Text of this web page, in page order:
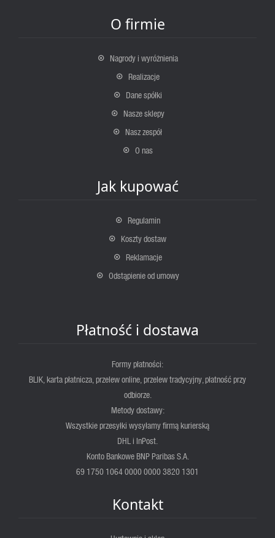
O firmie
Nagrody i wyróżnienia
Realizacje
Dane spółki
Nasze sklepy
Nasz zespół
O nas
Jak kupować
Regulamin
Koszty dostaw
Reklamacje
Odstąpienie od umowy
Płatność i dostawa
Formy płatności:
BLIK, karta płatnicza, przelew online, przelew tradycyjny, płatność przy
odbiorze.
Metody dostawy:
Wszystkie przesyłki wysyłamy firmą kurierską
DHL i InPost.
Konto Bankowe BNP Paribas S.A.
69 1750 1064 0000 0000 3820 1301
Kontakt